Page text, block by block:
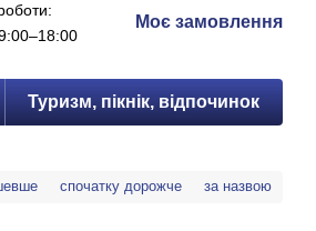
Моє замовлення
Туризм, пікнік, відпочинок
спочатку дорожче за назвою